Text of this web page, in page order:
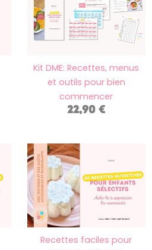
Kit DME: Recettes, menus
et outils pour bien
commencer
22,90€
Recettes faciles pour